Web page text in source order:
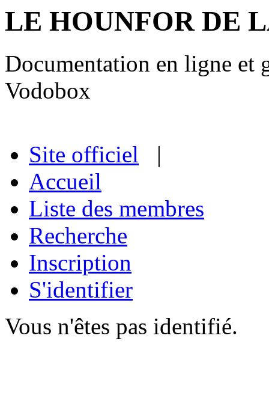
LE HOUNFOR DE
Documentation en ligne et
Vodobox
Site officiel |
Accueil
Liste des membres
Recherche
Inscription
S'identifier
Vous n'êtes pas identifié.